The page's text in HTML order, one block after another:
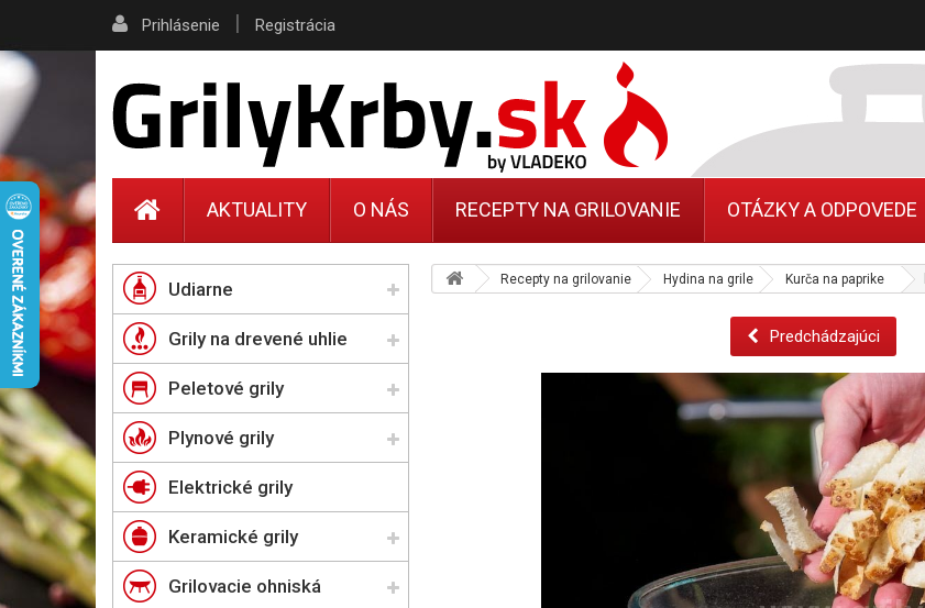
Recepty na grilovanie Hydina na grile Kurča na paprike
Predchádzajúci
Udiarne
Grily na drevené uhlie
Peletové grily
Plynové grily
Elektrické grily
Keramické grily
Grilovacie ohniská
Prihlásenie | Registrácia
AKTUALITY O NÁS RECEPTY NA GRILOVANIE OTÁZKY A ODPOVEDE